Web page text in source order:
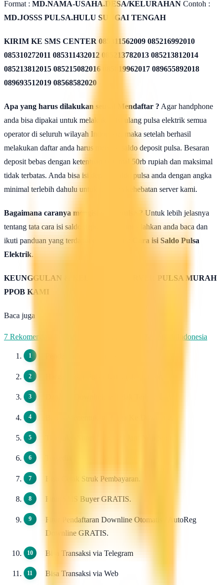
Format : MD.NAMA-USAHA.DESA/KELURAHAN Contoh :
MD.JOSSS PULSA.HULU SUNGAI TENGAH
KIRIM KE SMS CENTER 085311562009 085216992010
085310272011 085311432012 085213782013 085213812014
085213812015 085215082016 085819962017 089655892018
089693512019 08568582020
Apa yang harus dilakukan seusai Mendaftar ? Agar handphone
anda bisa dipakai untuk melakukan isi ulang pulsa elektrik semua
operator di seluruh wilayah Indonesia, maka setelah berhasil
melakukan daftar anda harus mengisi saldo deposit pulsa. Besaran
deposit bebas dengan ketentuan minimal 50rb rupiah dan maksimal
tidak terbatas. Anda bisa isi deposit saldo pulsa anda dengan angka
minimal terlebih dahulu untuk uji coba kehebatan server kami.
Bagaimana caranya mengisi saldo pulsa ? Untuk lebih jelasnya
tentang tata cara isi saldo deposit pulsa ini silahkan anda baca dan
ikuti panduan yang terdapat di halaman :
Cara isi Saldo Pulsa
Elektrik.
KEUNGGULAN & KELEBIHAN SERVER PULSA MURAH
PPOB KAMI
Baca juga
7 Rekomendasi Pengirim WhatsApp Massal Terbaik di Indonesia
Bisa Cetak Struk Pembayaran.
Fitur SMS Buyer GRATIS.
Fitur Pendaftaran Downline Otomatis / AutoReg
Downline GRATIS.
Bisa Transaksi via Telegram
Bisa Transaksi via Web